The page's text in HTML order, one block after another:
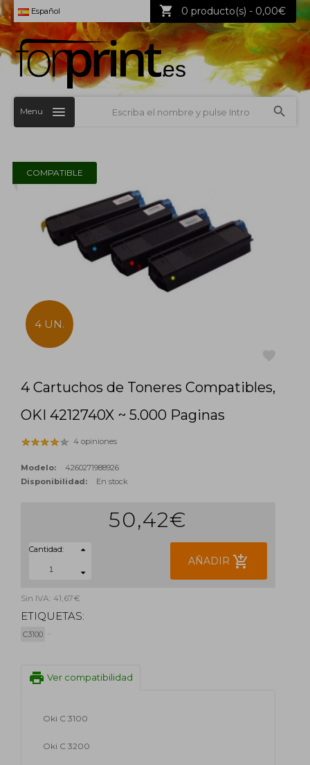
Español 0 producto(s) - 0,00€
Menu
COMPATIBLE
4 UN.
4 Cartuchos de Toneres Compatibles,
OKI 4212740X ~ 5.000 Paginas
4 opiniones
Modelo:
4260271988926
Disponibilidad:
En stock
50,42€
Cantidad:
AÑADIR add_shopping_cart
Sin IVA: 41,67€
ETIQUETAS:
C3100
print Ver compatibilidad
Oki C 3100
Oki C 3200